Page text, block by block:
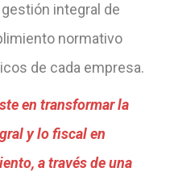
integral de
normativo
de cada empresa.
en transformar la
y lo fiscal en
a través de una